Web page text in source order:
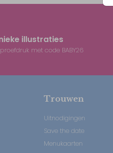
illustraties
met code BABY26
Trouwen
Uitnodigingen
Save the date
Menukaarten